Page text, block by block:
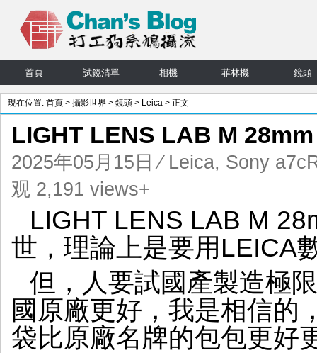
首頁 試鏡清單 相機 菲林機 鏡頭
現在位置: 首頁 > 攝影世界 > 鏡頭 > Leica > 正文
LIGHT LENS LAB M
2025年05月15日 ⁄ Leica, Sony
观 2,191 views+
LIGHT LENS LAB M
世，理論上是要用LEICA
但，人要試國產製造極
國原廠更好，我是相信的
袋比原廠名牌的包包更好